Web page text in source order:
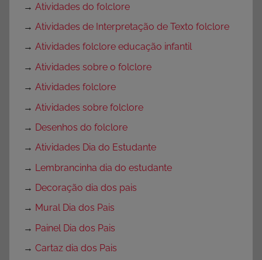
→ Atividades do folclore
→ Atividades de Interpretação de Texto folclore
→ Atividades folclore educação infantil
→ Atividades sobre o folclore
→ Atividades folclore
→ Atividades sobre folclore
→ Desenhos do folclore
→ Atividades Dia do Estudante
→ Lembrancinha dia do estudante
→ Decoração dia dos pais
→ Mural Dia dos Pais
→ Painel Dia dos Pais
→ Cartaz dia dos Pais